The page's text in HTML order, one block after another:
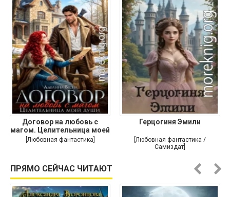
Договор на любовь с
магом. Целительница моей
души
[Любовная фантастика]
Герцогиня Эмили
[Любовная фантастика /
Самиздат]
ПРЯМО СЕЙЧАС ЧИТАЮТ